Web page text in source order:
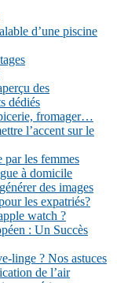
d’une piscine
des
dédiés
fromager…
l’accent sur le
par les femmes
à domicile
des images
les expatriés?
watch ?
: Un Succès
linge ? Nos astuces
de l’air